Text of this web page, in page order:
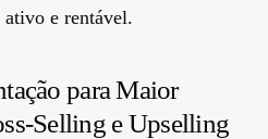
e rentável.
para Maior
Selling e Upselling